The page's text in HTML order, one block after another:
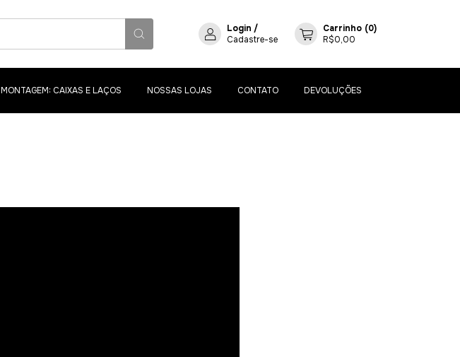
Login /
Cadastre-se
Carrinho (0)
R$0,00
MONTAGEM: CAIXAS E LAÇOS NOSSAS LOJAS CONTATO DEVOLUÇÕES